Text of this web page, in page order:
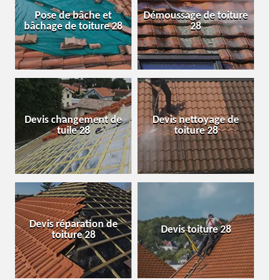
Pose de bâche et
bâchage de toiture 28
Démoussage de toiture
28
Devis changement de
tuile 28
Devis nettoyage de
toiture 28
Devis réparation de
toiture 28
Devis toiture 28